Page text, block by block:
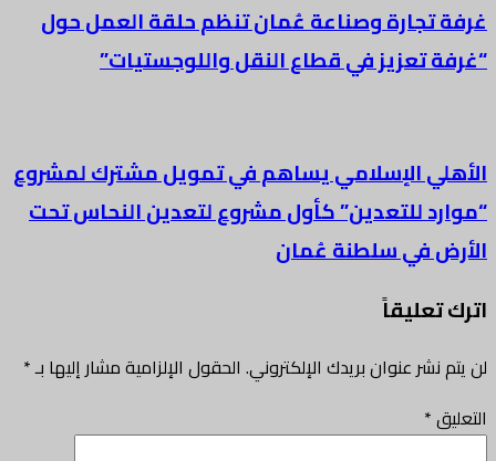
غرفة تجارة وصناعة عُمان تنظم حلقة العمل حول
“غرفة تعزيز في قطاع النقل واللوجستيات”
الأهلي الإسلامي يساهم في تمويل مشترك لمشروع
“موارد للتعدين” كأول مشروع لتعدين النحاس تحت
الأرض في سلطنة عُمان
اترك تعليقاً
لن يتم نشر عنوان بريدك الإلكتروني. الحقول الإلزامية مشار إليها بـ*
التعليق*